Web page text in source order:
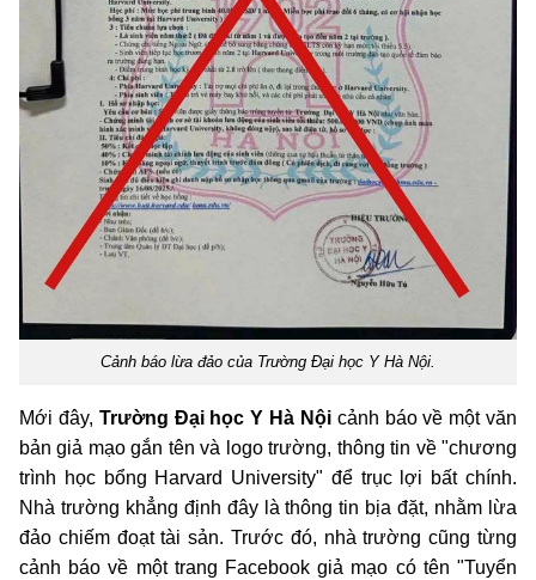
Cảnh báo lừa đảo của Trường Đại học Y Hà Nội.
Mới đây, Trường Đại học Y Hà Nội cảnh báo về một văn
bản giả mạo gắn tên và logo trường, thông tin về "chương
trình học bổng Harvard University" để trục lợi bất chính.
Nhà trường khẳng định đây là thông tin bịa đặt, nhằm lừa
đảo chiếm đoạt tài sản. Trước đó, nhà trường cũng từng
cảnh báo về một trang Facebook giả mạo có tên "Tuyển